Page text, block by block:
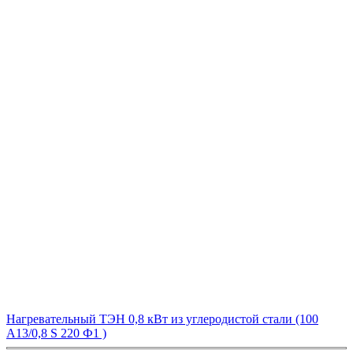
Нагревательный ТЭН 0,8 кВт из углеродистой стали (100
А13/0,8 S 220 Ф1 )